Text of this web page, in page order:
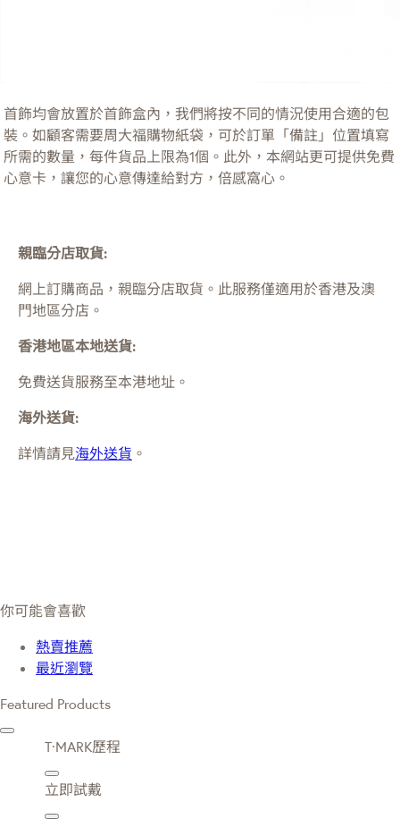
首飾均會放置於首飾盒內，我們將按不同的情況使用合適的包
裝。如顧客需要周大福購物紙袋，可於訂單「備註」位置填寫
所需的數量，每件貨品上限為1個。此外，本網站更可提供免費
心意卡，讓您的心意傳達給對方，倍感窩心。
親臨分店取貨:
網上訂購商品，親臨分店取貨。此服務僅適用於香港及澳
門地區分店。
香港地區本地送貨:
免費送貨服務至本港地址。
海外送貨:
詳情請見海外送貨 。
你可能會喜歡
熱賣推薦
最近瀏覽
Featured Products
T·MARK歷程
立即試戴